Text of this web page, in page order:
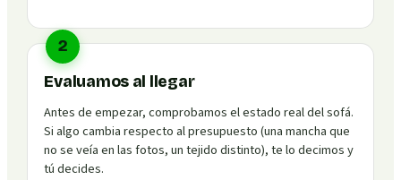
2
Evaluamos al llegar
Antes de empezar, comprobamos el estado real del sofá.
Si algo cambia respecto al presupuesto (una mancha que
no se veía en las fotos, un tejido distinto), te lo decimos y
tú decides.